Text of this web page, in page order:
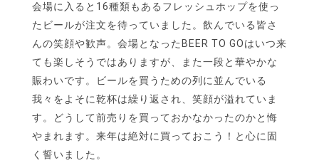
会場に入ると16種類もあるフレッシュホップを使っ
たビールが注文を待っていました。飲んでいる皆さ
んの笑顔や歓声。会場となったBEER TO GOはいつ来
ても楽しそうではありますが、また一段と華やかな
賑わいです。ビールを買うための列に並んでいる
我々をよそに乾杯は繰り返され、笑顔が溢れていま
す。どうして前売りを買っておかなかったのかと悔
やまれます。来年は絶対に買っておこう！と心に固
く誓いました。